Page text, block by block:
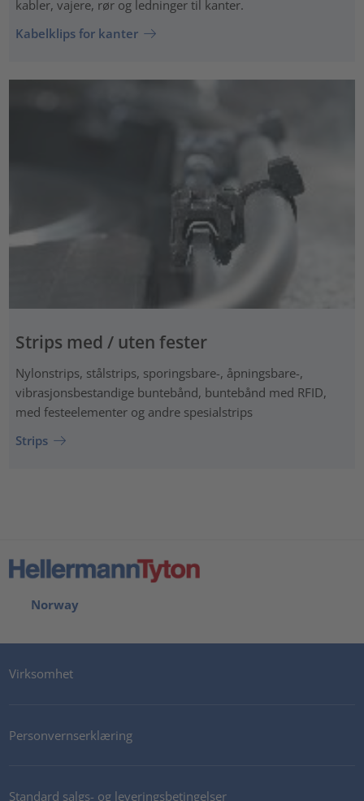
kabler, vajere, rør og ledninger til kanter.
Kabelklips for kanter
Strips med / uten fester
Nylonstrips, stålstrips, sporingsbare-, åpningsbare-,
vibrasjonsbestandige buntebånd, buntebånd med RFID,
med festeelementer og andre spesialstrips
Strips
Norway
Virksomhet
Personvernserklæring
Standard salgs- og leveringsbetingelser